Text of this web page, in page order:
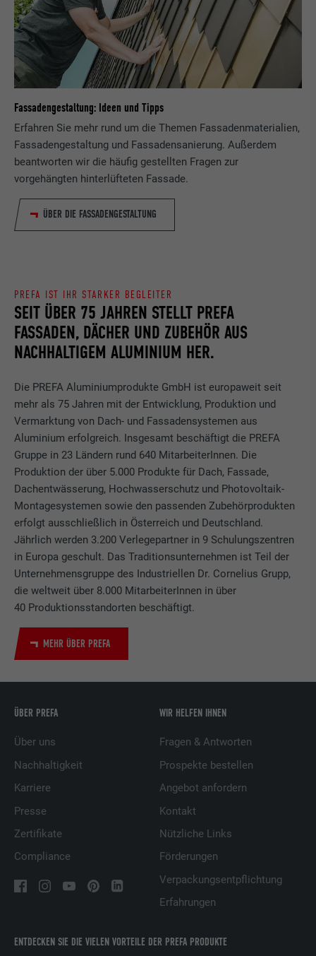
Fassadengestaltung: Ideen und Tipps
Erfahren Sie mehr rund um die Themen Fassadenmaterialien,
Fassadengestaltung und Fassadensanierung. Außerdem
beantworten wir die häufig gestellten Fragen zur
vorgehängten hinterlüfteten Fassade.
ÜBER DIE FASSADENGESTALTUNG
SEIT ÜBER 75 JAHREN STELLT PREFA
FASSADEN, DÄCHER UND ZUBEHÖR AUS
NACHHALTIGEM ALUMINIUM HER.
PREFA IST IHR STARKER BEGLEITER
Die PREFA Aluminiumprodukte GmbH ist europaweit seit
mehr als 75 Jahren mit der Entwicklung, Produktion und
Vermarktung von Dach- und Fassadensystemen aus
Aluminium erfolgreich. Insgesamt beschäftigt die PREFA
Gruppe in 23 Ländern rund 640 MitarbeiterInnen. Die
Produktion der über 5.000 Produkte für Dach, Fassade,
Dachentwässerung, Hochwasserschutz und Photovoltaik-
Montagesystemen sowie den passenden Zubehörprodukten
erfolgt ausschließlich in Österreich und Deutschland.
Jährlich werden 3.200 Verlegepartner in 9 Schulungszentren
in Europa geschult. Das Traditionsunternehmen ist Teil der
Unternehmensgruppe des Industriellen Dr. Cornelius Grupp,
die weltweit über 8.000 MitarbeiterInnen in über
40 Produktionsstandorten beschäftigt.
MEHR ÜBER PREFA
ENTDECKEN SIE DIE VIELEN VORTEILE DER PREFA PRODUKTE
ÜBER PREFA
Über uns
Nachhaltigkeit
Karriere
Presse
Zertifikate
Compliance
WIR HELFEN IHNEN
Fragen & Antworten
Prospekte bestellen
Angebot anfordern
Kontakt
Nützliche Links
Förderungen
Verpackungsentpflichtung
Erfahrungen